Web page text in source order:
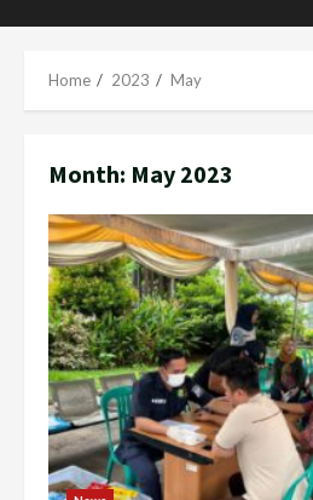
Home 2023 May
Month: May 2023